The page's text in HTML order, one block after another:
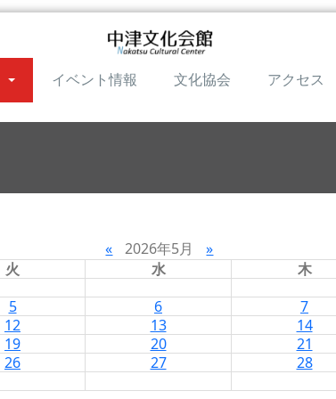
イベント情報 文化協会 アクセス
« 2026年5月 »
火 水 木
5 6 7
12 13 14
19 20 21
26 27 28